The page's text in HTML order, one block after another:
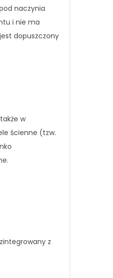
naczynia
i nie ma
dopuszczony
w
ścienne (tzw.
z